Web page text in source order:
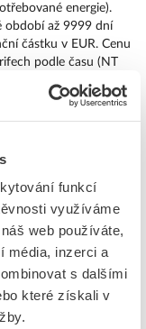
funkcí
využíváme
web používáte,
média, inzerci a
s dalšími
které získali v
energie).
období až 9999 dní
částku v EUR. Cenu
podle času (NT
dat a nastavení
sítě, proud a příkon
el.energie za dobu
určité hodiny/dny)
ale není úředně
elektroměru. Proto
zjištění spotřeby.